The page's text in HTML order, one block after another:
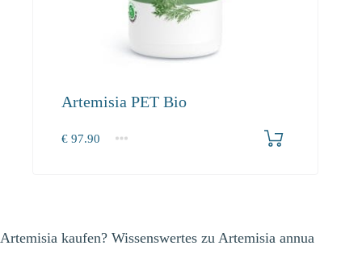
Artemisia PET Bio
€ 97.90
1 2-3
4+
Artemisia kaufen? Wissenswertes zu Artemisia annua